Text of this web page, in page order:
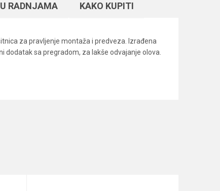
RADNJAMA KAKO KUPITI
za pravljenje montaža i predveza. Izrađena
sa pregradom, za lakše odvajanje olova.